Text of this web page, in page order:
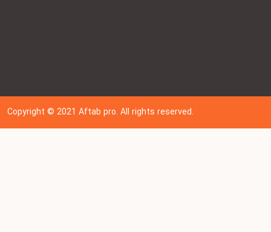
Copyright © 202 1Aftab pro. All rights reserved.